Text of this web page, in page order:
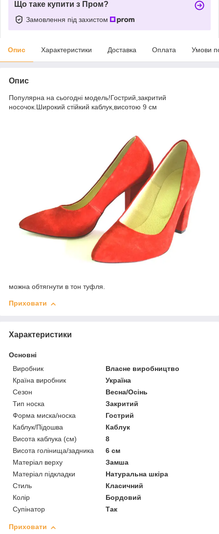
Що таке купити з Пром?
Замовлення під захистом
Опис Характеристики Доставка Оплата Умови
Опис
Популярна на сьогодні модель!Гострий,закритий
носочок.Широкий стійкий каблук,висотою 9 см
можна обтягнути в тон туфля.
Приховати
Характеристики
Основні
Виробник
Власне виробництво
Країна виробник
Україна
Сезон
Весна/Осінь
Тип носка
Закритий
Форма миска/носка
Гострий
Каблук/Підошва
Каблук
Висота каблука (см)
8
Висота голінища/задника
6 см
Матеріал верху
Замша
Матеріал підкладки
Натуральна шкіра
Стиль
Класичний
Колір
Бордовий
Супінатор
Так
Приховати